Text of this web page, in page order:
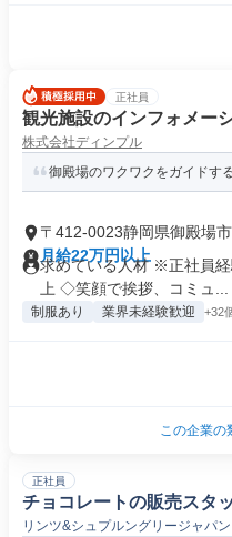
正社員
観光施設のインフォメー
株式会社ディンプル
御殿場のワクワクをガイドす
〒412-0023静岡県御殿場
月給22万円以上
求めている人材 ※正社員
上 ◇笑顔で挨拶、コミュ...
制服あり 業界未経験歓迎 +32
この企業の
正社員
チョコレートの販売スタ
リンツ&シュプルングリージャパ